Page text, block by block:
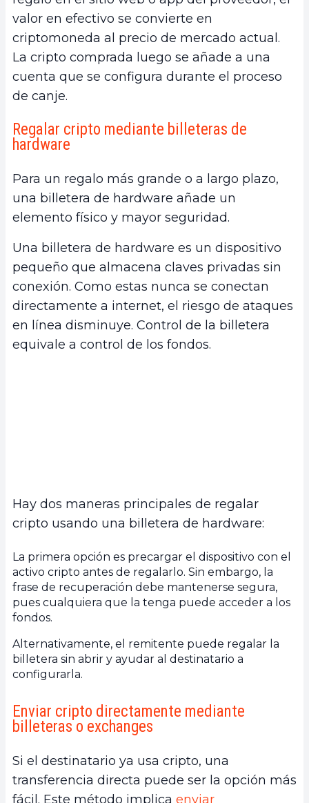
valor en efectivo se convierte en
criptomoneda al precio de mercado actual.
La cripto comprada luego se añade a una
cuenta que se configura durante el proceso
de canje.
Regalar cripto mediante billeteras de
hardware
Para un regalo más grande o a largo plazo,
una billetera de hardware añade un
elemento físico y mayor seguridad.
Una billetera de hardware es un dispositivo
pequeño que almacena claves privadas sin
conexión. Como estas nunca se conectan
directamente a internet, el riesgo de ataques
en línea disminuye. Control de la billetera
equivale a control de los fondos.
Hay dos maneras principales de regalar
cripto usando una billetera de hardware:
La primera opción es precargar el dispositivo con el
activo cripto antes de regalarlo. Sin embargo, la
frase de recuperación debe mantenerse segura,
pues cualquiera que la tenga puede acceder a los
fondos.
Alternativamente, el remitente puede regalar la
billetera sin abrir y ayudar al destinatario a
configurarla.
Enviar cripto directamente mediante
billeteras o exchanges
Si el destinatario ya usa cripto, una
transferencia directa puede ser la opción más
fácil. Este método implica enviar